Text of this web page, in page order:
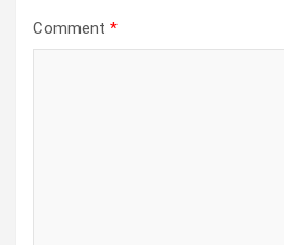
Comment *